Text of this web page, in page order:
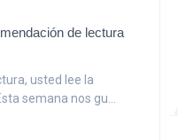
de lectura
usted lee la
semana nos gu...